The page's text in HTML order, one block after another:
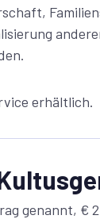
erhältlich.
genannt, €